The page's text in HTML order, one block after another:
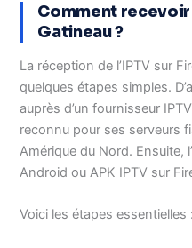
Comment recevoir
Gatineau ?
La réception de l’IPTV sur
quelques étapes simples.
auprès d’un fournisseur
reconnu pour ses serveurs
Amérique du Nord. Ensuite,
Android ou APK IPTV sur
Voici les étapes essentielles :